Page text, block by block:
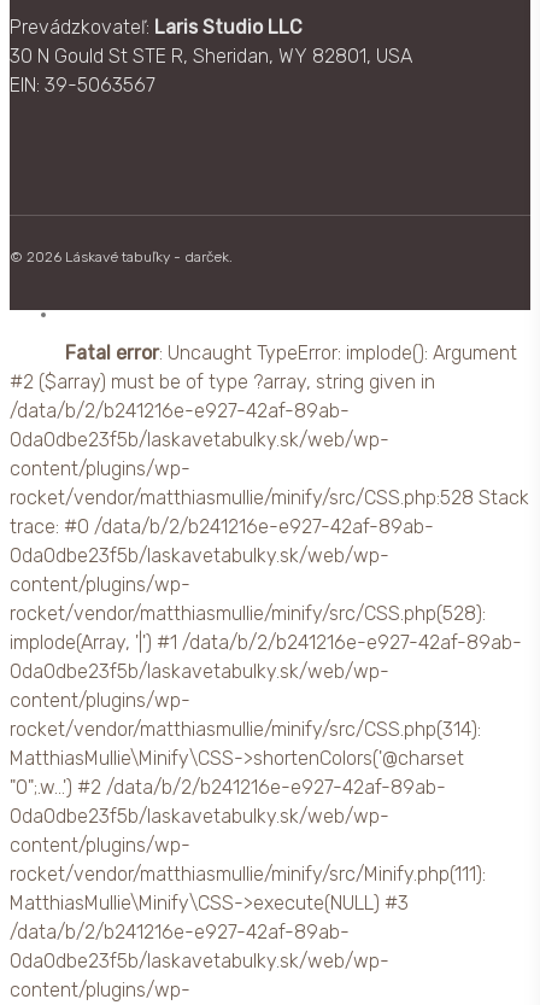
Prevádzkovateľ: Laris Studio LLC
30 N Gould St STE R, Sheridan, WY 82801, USA
EIN: 39-5063567
© 2026 Láskavé tabuľky - darček.
facebook
Fatal error: Uncaught TypeError: implode(): Argument
#2 ($array) must be of type ?array, string given in
/data/b/2/b241216e-e927-42af-89ab-
0da0dbe23f5b/laskavetabulky.sk/web/wp-
content/plugins/wp-
rocket/vendor/matthiasmullie/minify/src/CSS.php:528 Stack
trace: #0 /data/b/2/b241216e-e927-42af-89ab-
0da0dbe23f5b/laskavetabulky.sk/web/wp-
content/plugins/wp-
rocket/vendor/matthiasmullie/minify/src/CSS.php(528):
implode(Array, '|') #1 /data/b/2/b241216e-e927-42af-89ab-
0da0dbe23f5b/laskavetabulky.sk/web/wp-
content/plugins/wp-
rocket/vendor/matthiasmullie/minify/src/CSS.php(314):
MatthiasMullie\Minify\CSS->shortenColors('@charset
"0";.w...') #2 /data/b/2/b241216e-e927-42af-89ab-
0da0dbe23f5b/laskavetabulky.sk/web/wp-
content/plugins/wp-
rocket/vendor/matthiasmullie/minify/src/Minify.php(111):
MatthiasMullie\Minify\CSS->execute(NULL) #3
/data/b/2/b241216e-e927-42af-89ab-
0da0dbe23f5b/laskavetabulky.sk/web/wp-
content/plugins/wp-